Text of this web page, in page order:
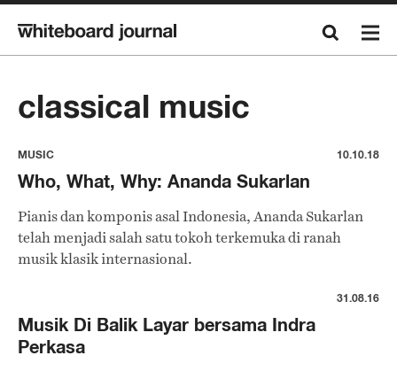
classical music
MUSIC 10.10.18
Who, What, Why: Ananda Sukarlan
Pianis dan komponis asal Indonesia, Ananda Sukarlan
telah menjadi salah satu tokoh terkemuka di ranah
musik klasik internasional.
31.08.16
Musik Di Balik Layar bersama Indra
Perkasa